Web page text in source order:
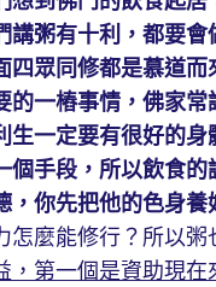
講粥有十利，都要會
四眾同修都是慕道
的一樁事情，佛家常
生一定要有很好的身
個手段，所以飲食的
，你先把他的色身養
怎麼能修行？所以粥
，第一個是資助現在